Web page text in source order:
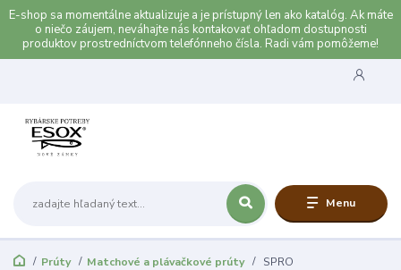
E-shop sa momentálne aktualizuje a je prístupný len ako katalóg. Ak máte
o niečo záujem, neváhajte nás kontakovať ohľadom dostupnosti
produktov prostredníctvom telefónneho čísla. Radi vám pomôžeme!
Menu
Prúty Matchové a plávačkové prúty SPRO